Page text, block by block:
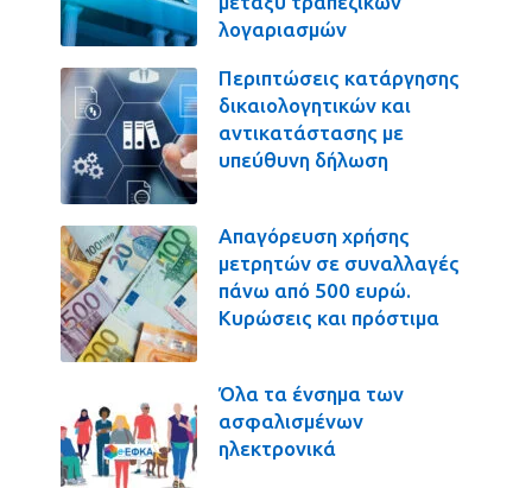
λογαριασμών
Περιπτώσεις κατάργησης
δικαιολογητικών και
αντικατάστασης με
υπεύθυνη δήλωση
Απαγόρευση χρήσης
μετρητών σε συναλλαγές
πάνω από 500 ευρώ.
Κυρώσεις και πρόστιμα
Όλα τα ένσημα των
ασφαλισμένων
ηλεκτρονικά